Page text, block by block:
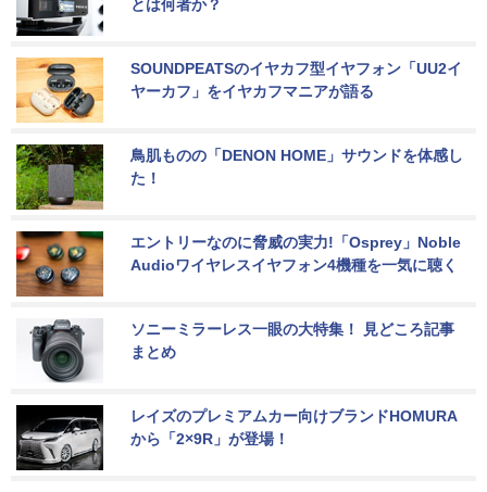
とは何者か？
SOUNDPEATSのイヤカフ型イヤフォン「UU2イ
ヤーカフ」をイヤカフマニアが語る
鳥肌ものの「DENON HOME」サウンドを体感し
た！
エントリーなのに脅威の実力!「Osprey」Noble
Audioワイヤレスイヤフォン4機種を一気に聴く
ソニーミラーレス一眼の大特集！ 見どころ記事
まとめ
レイズのプレミアムカー向けブランドHOMURA
から「2×9R」が登場！